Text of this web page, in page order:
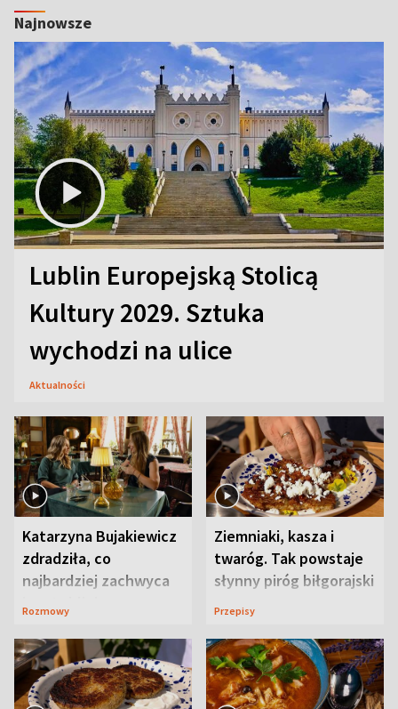
Najnowsze
Lublin Europejską Stolicą
Kultury 2029. Sztuka
wychodzi na ulice
Aktualności
Katarzyna Bujakiewicz
zdradziła, co
najbardziej zachwyca
ją w Lublinie
Rozmowy
Ziemniaki, kasza i
twaróg. Tak powstaje
słynny piróg biłgorajski
Przepisy